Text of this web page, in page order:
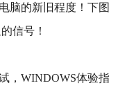
脑的新旧程度！下图
信号！